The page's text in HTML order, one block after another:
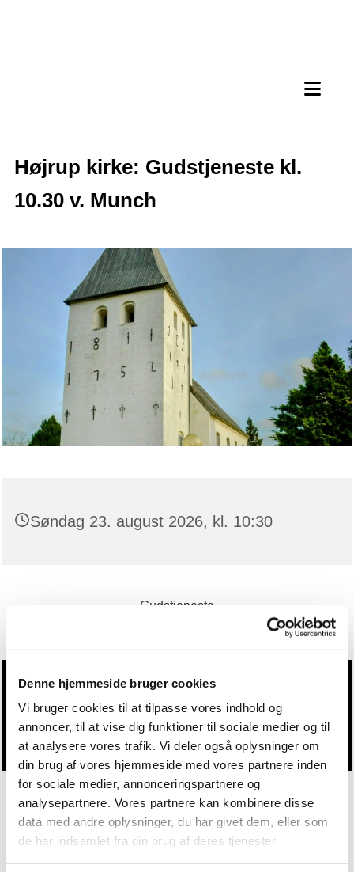
Denne hjemmeside bruger cookies
Vi bruger cookies til at tilpasse vores indhold og
annoncer, til at vise dig funktioner til sociale medier og til
at analysere vores trafik. Vi deler også oplysninger om
din brug af vores hjemmeside med vores partnere inden
for sociale medier, annonceringspartnere og
analysepartnere. Vores partnere kan kombinere disse
data med andre oplysninger, du har givet dem, eller som
de har indsamlet fra din brug af deres tjenester.
Højrup kirke: Gudstjeneste kl.
10.30 v. Munch
Søndag 23. august 2026, kl. 10:30
Gudstjeneste
Du vil måske også kunne lide...